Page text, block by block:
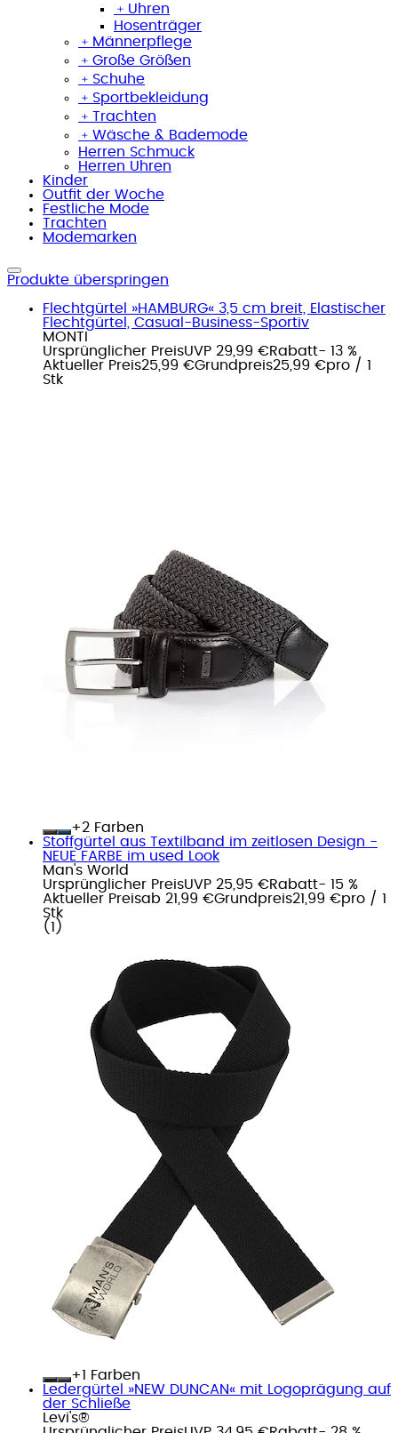
﹢ Uhren
Hosenträger
﹢ Männerpflege
﹢ Große Größen
﹢ Schuhe
﹢ Sportbekleidung
﹢ Trachten
﹢ Wäsche & Bademode
Herren Schmuck
Herren Uhren
Kinder
Outfit der Woche
Festliche Mode
Trachten
Modemarken
Produkte überspringen
Flechtgürtel »HAMBURG« 3,5 cm breit, Elastischer
Flechtgürtel, Casual-Business-Sportiv
MONTI
Ursprünglicher PreisUVP 29,99 €Rabatt- 13 %
Aktueller Preis25,99 €Grundpreis25,99 €pro / 1
Stk
+
Farben
Stoffgürtel aus Textilband im zeitlosen Design -
NEUE FARBE im used Look
Man's World
Ursprünglicher PreisUVP 25,95 €Rabatt- 15 %
Aktueller Preisab 21,99 €Grundpreis21,99 €pro / 1
Stk
( 1 )
+
Farben
Ledergürtel »NEW DUNCAN« mit Logoprägung auf
der Schließe
Levi's®